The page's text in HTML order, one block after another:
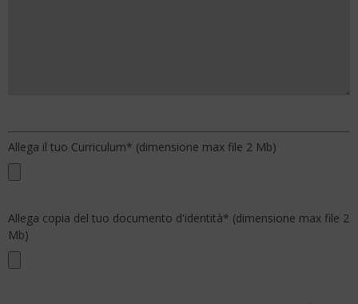
Allega il tuo Curriculum* (dimensione max file 2 Mb)
Allega copia del tuo documento d'identità* (dimensione max file 2
Mb)